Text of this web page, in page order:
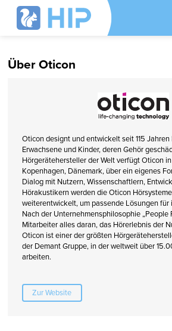
Über Oticon
Oticon designt und entwickelt seit 115
Erwachsene und Kinder, deren Gehör
Hörgerätehersteller der Welt verfügt Oticon
Kopenhagen, Dänemark, über ein eigenes
Dialog mit Nutzern, Wissenschaftlern,
Hörakustikern werden die Oticon
weiterentwickelt, um passende Lösungen für
Nach der Unternehmens­philosophie „People
Mitarbeiter alles daran, das Hörerlebnis der
Oticon ist einer der größten
der Demant Gruppe, in der weltweit über
arbeiten.
Zur Website